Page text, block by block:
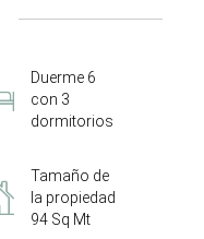
Duerme 6
con 3
dormitorios
Tamaño de
la propiedad
94 Sq Mt